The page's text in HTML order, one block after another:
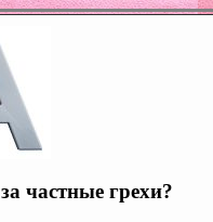
частные грехи?